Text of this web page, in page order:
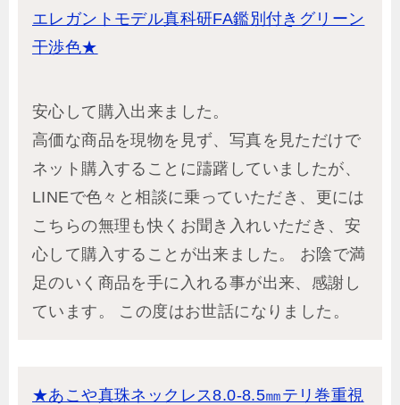
エレガントモデル真科研FA鑑別付きグリーン
干渉色★
安心して購入出来ました。
高価な商品を現物を見ず、写真を見ただけで
ネット購入することに躊躇していましたが、
LINEで色々と相談に乗っていただき、更には
こちらの無理も快くお聞き入れいただき、安
心して購入することが出来ました。 お陰で満
足のいく商品を手に入れる事が出来、感謝し
ています。 この度はお世話になりました。
★あこや真珠ネックレス8.0-8.5㎜テリ巻重視